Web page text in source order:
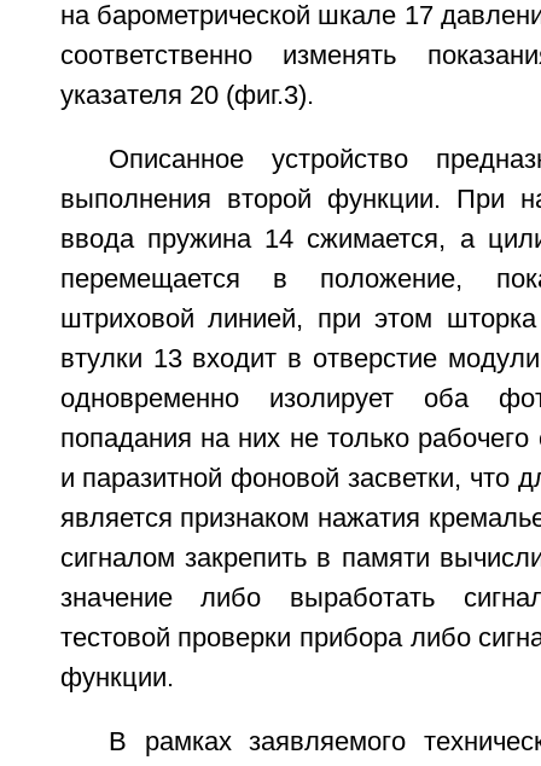
на барометрической шкале 17
соответственно изменять
указателя 20 (фиг.3).
Описанное устройство
выполнения второй функции. При
ввода пружина 14 сжимается, а
перемещается в положение,
штриховой линией, при этом
втулки 13 входит в отверстие
одновременно изолирует оба
попадания на них не только рабочего
и паразитной фоновой засветки, что
является признаком нажатия
сигналом закрепить в памяти
значение либо выработать
тестовой проверки прибора либо
функции.
В рамках заявляемого